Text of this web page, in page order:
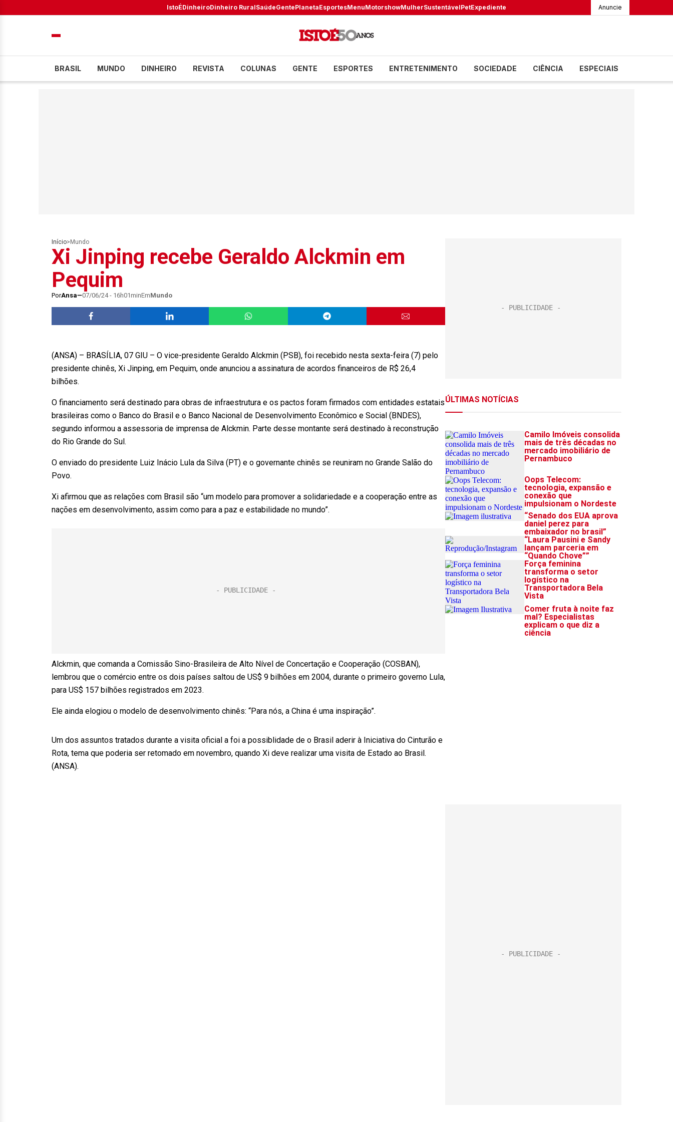
IstoÉDinheiroDinheiro RuralSaúdeGentePlanetaEsportesMenuMotorshowMulherSustentávelPetExpediente Anuncie
BRASIL MUNDO DINHEIRO REVISTA COLUNAS GENTE ESPORTES ENTRETENIMENTO SOCIEDADE CIÊNCIA ESPECIAIS
Início> Mundo
Xi Jinping recebe Geraldo Alckmin em
Pequim
PorAnsa 07/06/24 - 16h01minEmMundo
(ANSA) – BRASÍLIA, 07 GIU – O vice-presidente Geraldo Alckmin (PSB), foi recebido nesta sexta-feira (7) pelo
presidente chinês, Xi Jinping, em Pequim, onde anunciou a assinatura de acordos financeiros de R$ 26,4
bilhões.
O financiamento será destinado para obras de infraestrutura e os pactos foram firmados com entidades estatais
brasileiras como o Banco do Brasil e o Banco Nacional de Desenvolvimento Econômico e Social (BNDES),
segundo informou a assessoria de imprensa de Alckmin. Parte desse montante será destinado à reconstrução
do Rio Grande do Sul.
O enviado do presidente Luiz Inácio Lula da Silva (PT) e o governante chinês se reuniram no Grande Salão do
Povo.
Xi afirmou que as relações com Brasil são “um modelo para promover a solidariedade e a cooperação entre as
nações em desenvolvimento, assim como para a paz e estabilidade no mundo”.
Alckmin, que comanda a Comissão Sino-Brasileira de Alto Nível de Concertação e Cooperação (COSBAN),
lembrou que o comércio entre os dois países saltou de US$ 9 bilhões em 2004, durante o primeiro governo Lula,
para US$ 157 bilhões registrados em 2023.
Ele ainda elogiou o modelo de desenvolvimento chinês: “Para nós, a China é uma inspiração”.
Um dos assuntos tratados durante a visita oficial a foi a possiblidade de o Brasil aderir à Iniciativa do Cinturão e
Rota, tema que poderia ser retomado em novembro, quando Xi deve realizar uma visita de Estado ao Brasil.
(ANSA).